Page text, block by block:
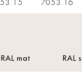
7053.16
RAL mat RAL